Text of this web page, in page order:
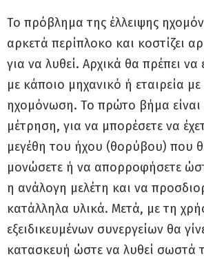
Το πρόβλημα της έλλειψης
αρκετά περίπλοκο και κοστίζει
για να λυθεί. Αρχικά θα πρέπει
με κάποιο μηχανικό ή εταιρεία με
ηχομόνωση. Το πρώτο βήμα είναι
μέτρηση, για να μπορέσετε να
μεγέθη του ήχου (θορύβου) που
μονώσετε ή να απορροφήσετε
η ανάλογη μελέτη και να
κατάλληλα υλικά. Μετά, με τη
εξειδικευμένων συνεργείων θα
κατασκευή ώστε να λυθεί σωστά